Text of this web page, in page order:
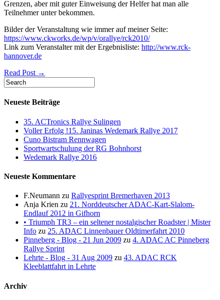
Grenzen, aber mit guter Einweisung der Helfer hat man alle
Teilnehmer unter bekommen.
Bilder der Veranstaltung wie immer auf meiner Seite:
https://www.ckworks.de/wp/v/orallye/rck2010/
Link zum Veranstalter mit der Ergebnisliste: http://www.rck-
hannover.de
Read Post →
Neueste Beiträge
35. ACTronics Rallye Sulingen
Voller Erfolg !15. Janinas Wedemark Rallye 2017
Cuno Bistram Rennwagen
Sportwartschulung der RG Bohnhorst
Wedemark Rallye 2016
Neueste Kommentare
F.Neumann zu Rallyesprint Bremerhaven 2013
Anja Krien zu 21. Norddeutscher ADAC-Kart-Slalom-
Endlauf 2012 in Gifhorn
• Triumph TR3 – ein seltener nostalgischer Roadster | Mister
Info zu 25. ADAC Linnenbauer Oldtimerfahrt 2010
Pinneberg - Blog - 21 Jun 2009 zu 4. ADAC AC Pinneberg
Rallye Sprint
Lehrte - Blog - 31 Aug 2009 zu 43. ADAC RCK
Kleeblattfahrt in Lehrte
Archiv